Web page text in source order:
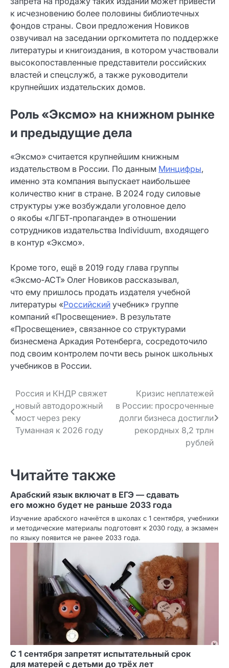
к исчезновению более половины библиотечных
фондов страны. Свои предложения Новиков
озвучивал на заседании оргкомитета по поддержке
литературы и книгоиздания, в котором участвовали
высокопоставленные представители российских
властей и спецслужб, а также руководители
крупнейших издательских домов.
Роль «Эксмо» на книжном рынке
и предыдущие дела
«Эксмо» считается крупнейшим книжным
издательством в России. По данным Минцифры,
именно эта компания выпускает наибольшее
количество книг в стране. В 2024 году силовые
структуры уже возбуждали уголовное дело
о якобы «ЛГБТ‑пропаганде» в отношении
сотрудников издательства Individuum, входящего
в контур «Эксмо».
Кроме того, ещё в 2019 году глава группы
«Эксмо‑АСТ» Олег Новиков рассказывал,
что ему пришлось продать издателя учебной
литературы «Российский учебник» группе
компаний «Просвещение». В результате
«Просвещение», связанное со структурами
бизнесмена Аркадия Ротенберга, сосредоточило
под своим контролем почти весь рынок школьных
учебников в России.
Навигация
по записям
Россия и КНДР свяжет
новый автодорожный
мост через реку
Туманная к 2026 году
Кризис неплатежей
в России: просроченные
долги бизнеса достигли
рекордных 8,2 трлн
рублей
Читайте также
Арабский язык включат в ЕГЭ — сдавать
его можно будет не раньше 2033 года
Изучение арабского начнётся в школах с 1 сентября, учебники
и методические материалы подготовят к 2030 году, а экзамен
по языку появится не ранее 2033 года.
С 1 сентября запретят испытательный срок
для матерей с детьми до трёх лет